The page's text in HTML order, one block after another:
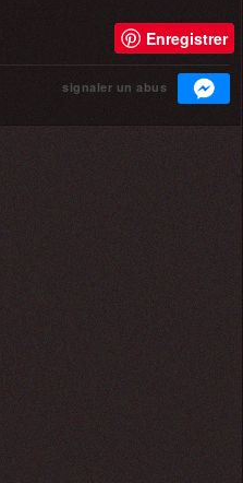
Enregistrer
signaler un abus